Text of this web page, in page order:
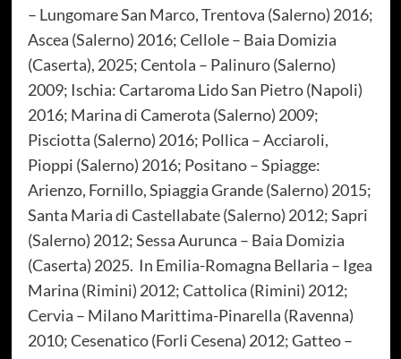
– Lungomare San Marco, Trentova (Salerno) 2016;
Ascea (Salerno) 2016; Cellole – Baia Domizia
(Caserta), 2025; Centola – Palinuro (Salerno)
2009; Ischia: Cartaroma Lido San Pietro (Napoli)
2016; Marina di Camerota (Salerno) 2009;
Pisciotta (Salerno) 2016; Pollica – Acciaroli,
Pioppi (Salerno) 2016; Positano – Spiagge:
Arienzo, Fornillo, Spiaggia Grande (Salerno) 2015;
Santa Maria di Castellabate (Salerno) 2012; Sapri
(Salerno) 2012; Sessa Aurunca – Baia Domizia
(Caserta) 2025. In Emilia-Romagna Bellaria – Igea
Marina (Rimini) 2012; Cattolica (Rimini) 2012;
Cervia – Milano Marittima-Pinarella (Ravenna)
2010; Cesenatico (Forli Cesena) 2012; Gatteo –